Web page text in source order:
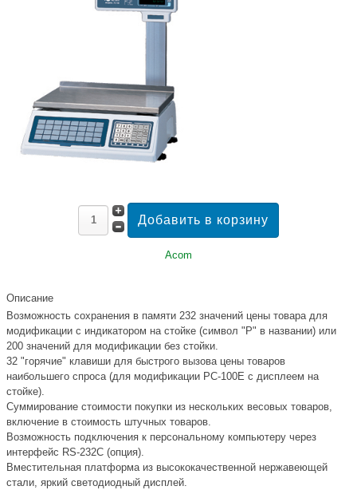
Acom
Описание
Возможность сохранения в памяти 232 значений цены товара для
модификации с индикатором на стойке (символ "P" в названии) или
200 значений для модификации без стойки.
32 "горячие" клавиши для быстрого вызова цены товаров
наибольшего спроса (для модификации PC-100E с дисплеем на
стойке).
Суммирование стоимости покупки из нескольких весовых товаров,
включение в стоимость штучных товаров.
Возможность подключения к персональному компьютеру через
интерфейс RS-232C (опция).
Вместительная платформа из высококачественной нержавеющей
стали, яркий светодиодный дисплей.